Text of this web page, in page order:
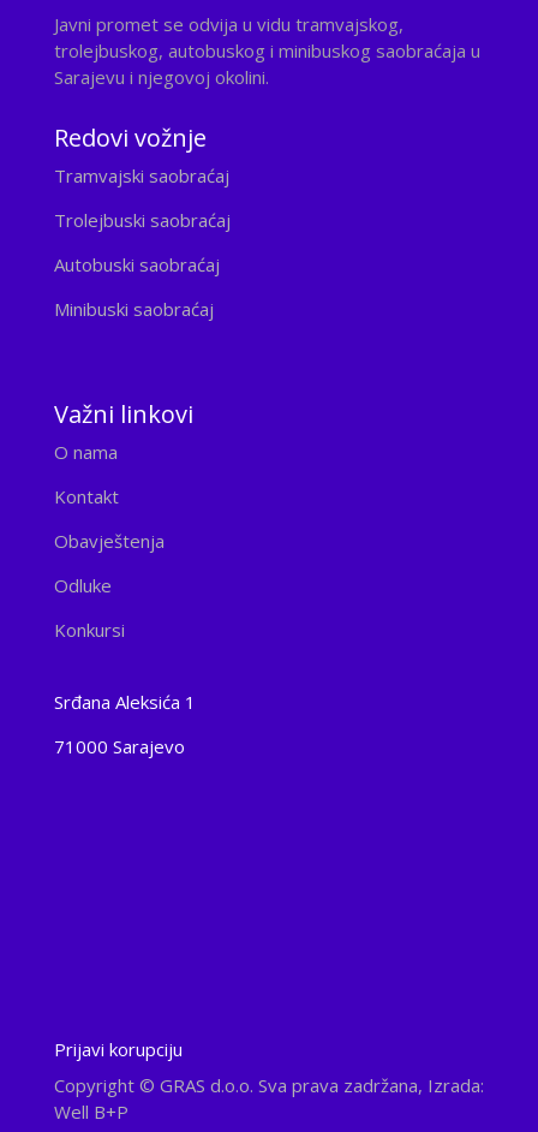
Javni promet se odvija u vidu tramvajskog,
trolejbuskog, autobuskog i minibuskog saobraćaja u
Sarajevu i njegovoj okolini.
Redovi vožnje
Tramvajski saobraćaj
Trolejbuski saobraćaj
Autobuski saobraćaj
Minibuski saobraćaj
Važni linkovi
O nama
Kontakt
Obavještenja
Odluke
Konkursi
Srđana Aleksića 1
71000 Sarajevo
Prijavi korupciju
Copyright © GRAS d.o.o. Sva prava zadržana, Izrada:
Well B+P